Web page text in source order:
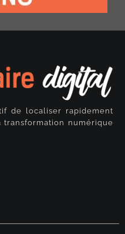
de localiser rapidement
numérique